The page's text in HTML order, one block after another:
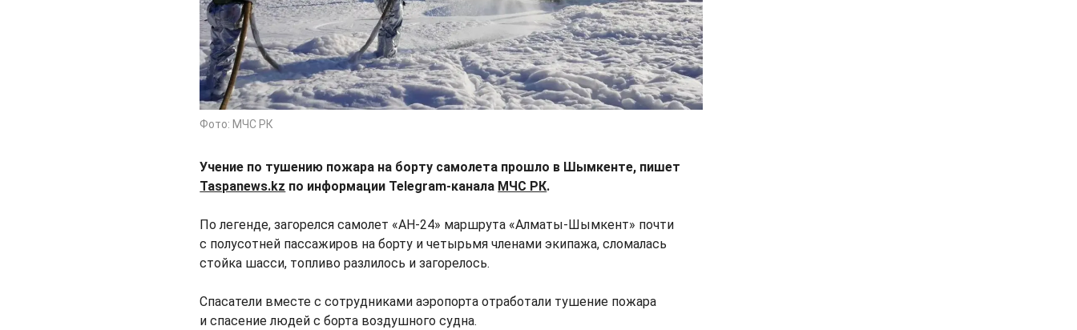
Фото: МЧС РК
Учение по тушению пожара на борту самолета прошло в Шымкенте, пишет
Taspanews.kz по информации Telegram-канала МЧС РК.
По легенде, загорелся самолет «АН-24» маршрута «Алматы-Шымкент» почти
с полусотней пассажиров на борту и четырьмя членами экипажа, сломалась
стойка шасси, топливо разлилось и загорелось.
Спасатели вместе с сотрудниками аэропорта отработали тушение пожара
и спасение людей с борта воздушного судна.